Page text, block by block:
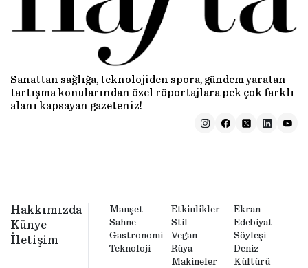
Sanattan sağlığa, teknolojiden spora, gündem yaratan
tartışma konularından özel röportajlara pek çok farklı
alanı kapsayan gazeteniz!
Hakkımızda
Künye
İletişim
Manşet Etkinlikler
Ekran
Sahne
Stil
Edebiyat
Gastronomi
Vegan
Söyleşi
Teknoloji
Rüya
Makineler
Deniz
Kültürü